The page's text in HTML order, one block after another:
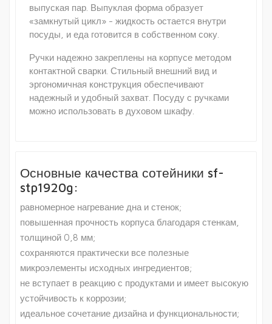
выпуская пар. Выпуклая форма образует
«замкнутый цикл» - жидкость остается внутри
посуды, и еда готовится в собственном соку.
Ручки надежно закреплены на корпусе методом
контактной сварки. Стильный внешний вид и
эргономичная конструкция обеспечивают
надежный и удобный захват. Посуду с ручками
можно использовать в духовом шкафу.
Основные качества сотейники sf-
stp1920g:
равномерное нагревание дна и стенок;
повышенная прочность корпуса благодаря стенкам,
толщиной 0,8 мм;
сохраняются практически все полезные
микроэлементы исходных ингредиентов;
не вступает в реакцию с продуктами и имеет высокую
устойчивость к коррозии;
идеальное сочетание дизайна и функциональности;